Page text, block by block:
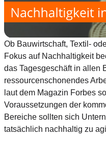
Ob Bauwirtschaft, Textil-
Fokus auf Nachhaltigkeit
das Tagesgeschäft in allen
ressourcenschonendes
laut dem Magazin Forbes
Voraussetzungen der
Bereiche sollten sich
tatsächlich nachhaltig zu